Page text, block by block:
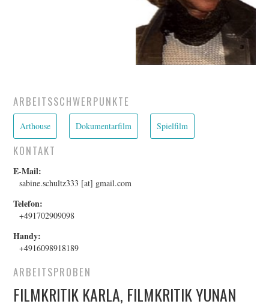
ARBEITSSCHWERPUNKTE
Arthouse Dokumentarfilm Spielfilm
KONTAKT
E-Mail:
sabine.schultz333 [at] gmail.com
Telefon:
+491702909098
Handy:
+4916098918189
ARBEITSPROBEN
FILMKRITIK KARLA, FILMKRITIK YUNAN